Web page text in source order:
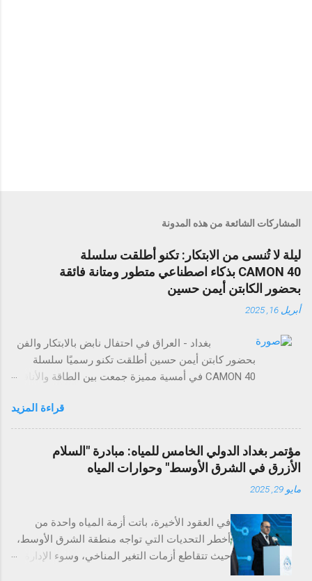
المشاركات الشائعة من هذه المدونة
ليلة لا تُنسى من الابتكار: تكنو أطلقت سلسلة
CAMON 40 بذكاء اصطناعي متطور ومتانة فائقة
بحضور الكابتن أيمن حسين
أبريل 16, 2025
بغداد - العراق في احتفال نابض بالابتكار والفن
بحضور كابتن أيمن حسين أطلقت تكنو رسميًا سلسلة
CAMON 40 في أمسية مميزة جمعت بين الطاقة والأناقة
الإعلام، والمؤثرين في مجال التقنية، وضيوف مميزون
لاستكشاف مستقبل تصوير الهواتف الذكية. تضم سلسلة
CAMON 40 أربع طرازات: CAMON 40 Premier 5G،
وتمثل بداية عصر جديد من الذكاء الاصطناعي والتفاعل
الذكي مع الهواتف. وتتميز السلسلة بتقنيات ذكاء
مختلفين، بالإضافة إلى ميزة الكاميرا الفريدة Auto Flash
Snap التي تلتقط اللحظات السريعة بدقة مذهلة. ومع
ميزات مثل تحويل الصور إلى مستندات، والترجمة
الفورية، والبحث عبر التحديد الدائري، تؤكد تكنو التزامها
قراءة المزيد
مؤتمر بغداد الدولي الخامس للمياه: مبادرة "السلام
الأزرق في الشرق الأوسط" وحوارات المياه
مايو 29, 2025
في العقود الأخيرة، باتت أزمة المياه واحدة من
أخطر التحديات التي تواجه منطقة الشرق الأوسط،
حيث تتقاطع أزمات التغير المناخي، وسوء الإدارة،